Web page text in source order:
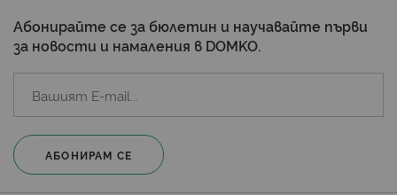
Абонирайте се за бюлетин и научавайте първи
за новости и намаления в DOMKO.
АБОНИРАМ СЕ